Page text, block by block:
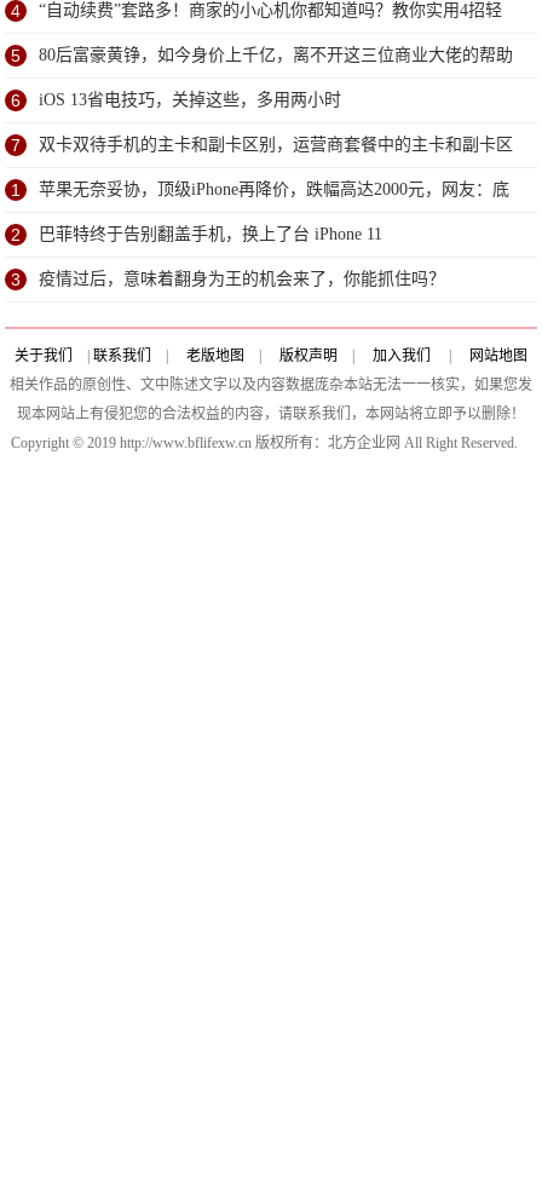
4 “自动续费”套路多！商家的小心机你都知道吗？教你实用4招轻
松避免
5 80后富豪黄铮，如今身价上千亿，离不开这三位商业大佬的帮助
6 iOS 13省电技巧，关掉这些，多用两小时
7 双卡双待手机的主卡和副卡区别，运营商套餐中的主卡和副卡区
别
1 苹果无奈妥协，顶级iPhone再降价，跌幅高达2000元，网友：底
线呢
2 巴菲特终于告别翻盖手机，换上了台 iPhone 11
3 疫情过后，意味着翻身为王的机会来了，你能抓住吗？
关于我们 联系我们 老版地图 版权声明 加入我们
网站地图
相关作品的原创性、文中陈述文字以及内容数据庞杂本站无法一一核实，如果您发
现本网站上有侵犯您的合法权益的内容，请联系我们，本网站将立即予以删除！
Copyright © 2019 http://www.bflifexw.cn 版权所有：北方企业网 All Right Reserved.